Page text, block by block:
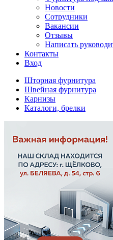
Новости
Сотрудники
Вакансии
Отзывы
Написать
Контакты
Вход
Шторная фурнитура
Швейная фурнитура
Карнизы
Каталоги, брелки